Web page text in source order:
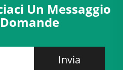
Un Messaggio
Invia